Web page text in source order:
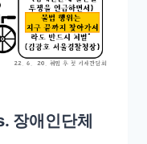
장애인단체